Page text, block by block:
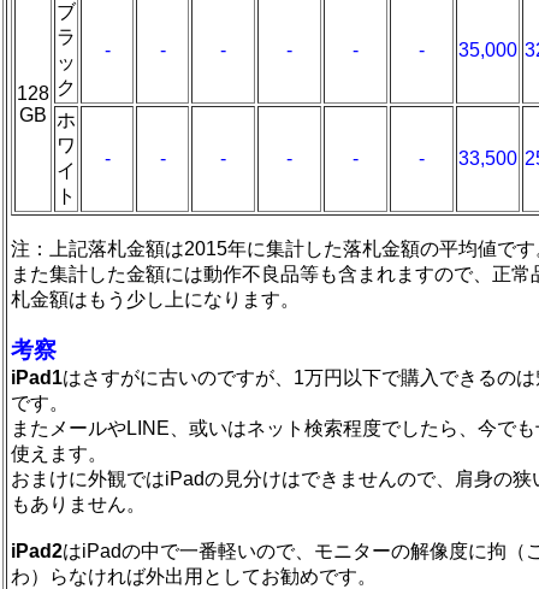
128
GB
ブ
ラ
ッ
ク
- - - - - - 35,000
ホ
ワ
イ
ト
- - - - - - 33,500
注：上記落札金額は2015年に集計した落札金額の平均値です
また集計した金額には動作不良品等も含まれますので、正常
札金額はもう少し上になります。
考察
iPad1はさすがに古いのですが、1万円以下で購入できるの
です。
またメールやLINE、或いはネット検索程度でしたら、今で
使えます。
おまけに外観ではiPadの見分けはできませんので、肩身の狭
もありません。
iPad2はiPadの中で一番軽いので、モニターの解像度に拘（
わ）らなければ外出用としてお勧めです。